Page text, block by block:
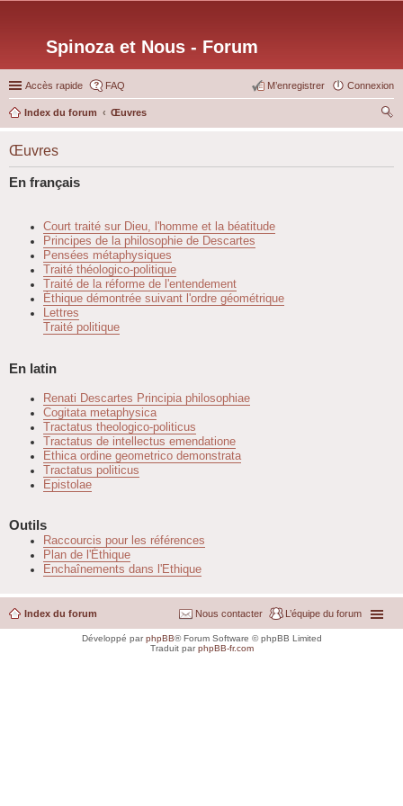
Spinoza et Nous - Forum
Accès rapide FAQ Connexion
M’enregistrer
Index du forum
Œuvres
Œuvres
En français
Court traité sur Dieu, l'homme et la béatitude
Principes de la philosophie de Descartes
Pensées métaphysiques
Traité théologico-politique
Traité de la réforme de l'entendement
Éthique démontrée suivant l'ordre géométrique
Lettres
Traité politique
En latin
Renati Descartes Principia philosophiae
Cogitata metaphysica
Tractatus theologico-politicus
Tractatus de intellectus emendatione
Ethica ordine geometrico demonstrata
Tractatus politicus
Epistolae
Outils
Raccourcis pour les références
Plan de l'Éthique
Enchaînements dans l'Ethique
Index du forum L’équipe du forum
Nous contacter
Développé parphpBB® Forum Software © phpBB Limited
Traduit parphpBB-fr.com